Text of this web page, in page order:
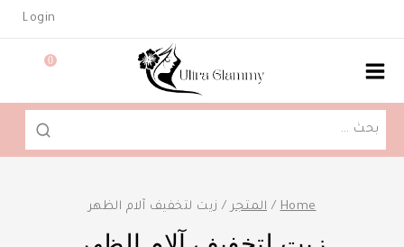
Login
0
البحث
Home
/ المتجر / زيت لتخفيف آلام الظهر